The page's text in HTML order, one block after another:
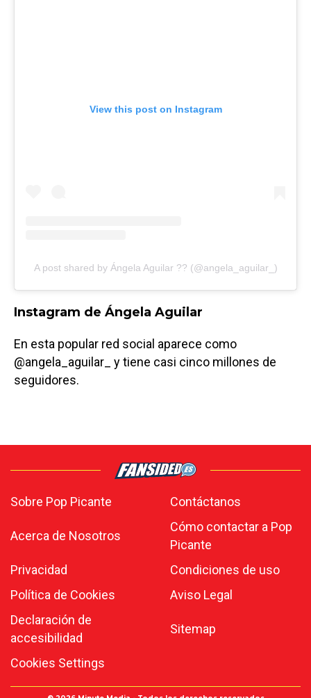
View this post on Instagram
A post shared by Ángela Aguilar ?? (@angela_aguilar_)
Instagram de Ángela Aguilar
En esta popular red social aparece como
@angela_aguilar_ y tiene casi cinco millones de
seguidores.
Sobre Pop Picante Contáctanos
Acerca de Nosotros
Cómo contactar a Pop
Picante
Privacidad
Condiciones de uso
Política de Cookies
Aviso Legal
Declaración de
accesibilidad
Sitemap
Cookies Settings